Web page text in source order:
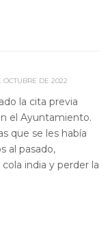
OCTUBRE DE 2022
la cita previa
el Ayuntamiento.
que se les había
al pasado,
india y perder la